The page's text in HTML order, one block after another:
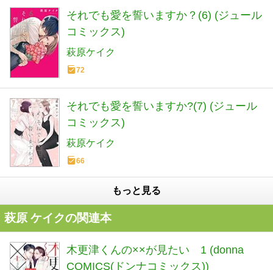
それでも愛を誓いますか？(6) (ジュール
コミックス)
萩原ケイク
72
それでも愛を誓いますか?(7) (ジュール
コミックス)
萩原ケイク
66
もっと見る
萩原 ケイクの関連本
木更津くんの××が見たい 1 (donna
COMICS(ドンナコミックス))